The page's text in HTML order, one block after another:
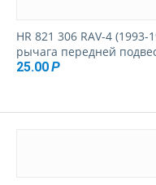
HR 821 306 RAV-4
рычага передней
25.00Р